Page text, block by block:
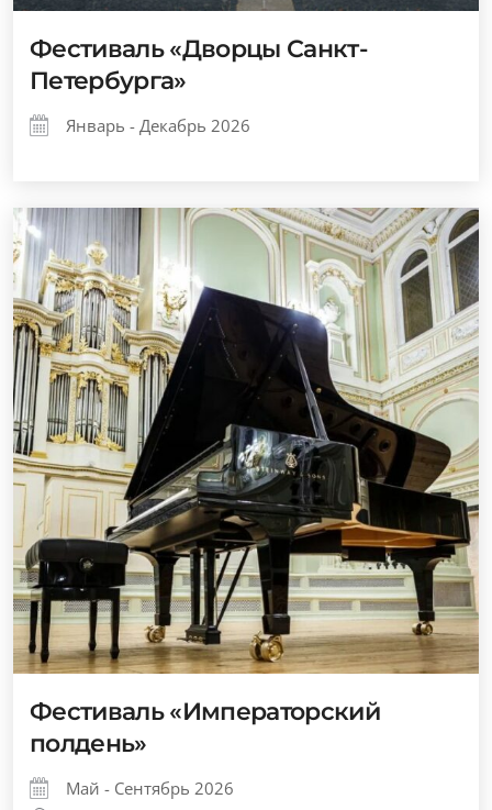
Фестиваль «Дворцы Санкт-
Петербурга»
Январь - Декабрь 2026
Фестиваль «Императорский
полдень»
Май - Сентябрь 2026